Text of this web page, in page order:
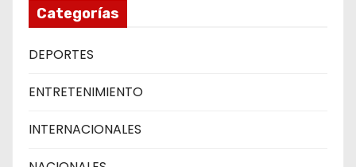
Categorías
DEPORTES
ENTRETENIMIENTO
INTERNACIONALES